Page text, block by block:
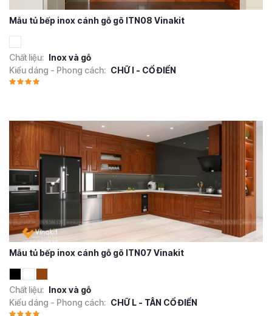
Mẫu tủ bếp inox cánh gỗ gõ ITN08 Vinakit
Chất liệu: Inox và gỗ
Kiểu dáng - Phong cách: CHỮ I - CỔ ĐIỂN
Mẫu tủ bếp inox cánh gỗ gõ ITN07 Vinakit
Chất liệu: Inox và gỗ
Kiểu dáng - Phong cách: CHỮ L - TÂN CỔ ĐIỂN